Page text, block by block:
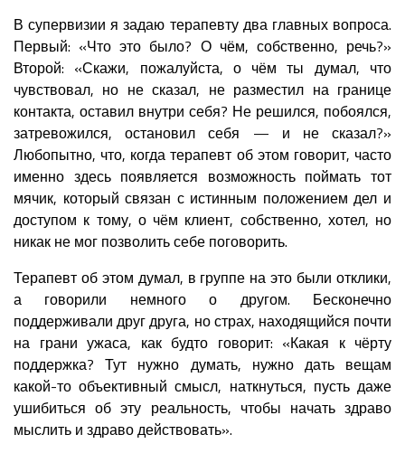
В супервизии я задаю терапевту два главных вопроса.
Первый: «Что это было? О чём, собственно, речь?»
Второй: «Скажи, пожалуйста, о чём ты думал, что
чувствовал, но не сказал, не разместил на границе
контакта, оставил внутри себя? Не решился, побоялся,
затревожился, остановил себя — и не сказал?»
Любопытно, что, когда терапевт об этом говорит, часто
именно здесь появляется возможность поймать тот
мячик, который связан с истинным положением дел и
доступом к тому, о чём клиент, собственно, хотел, но
никак не мог позволить себе поговорить.
Терапевт об этом думал, в группе на это были отклики,
а говорили немного о другом. Бесконечно
поддерживали друг друга, но страх, находящийся почти
на грани ужаса, как будто говорит: «Какая к чёрту
поддержка? Тут нужно думать, нужно дать вещам
какой-то объективный смысл, наткнуться, пусть даже
ушибиться об эту реальность, чтобы начать здраво
мыслить и здраво действовать».